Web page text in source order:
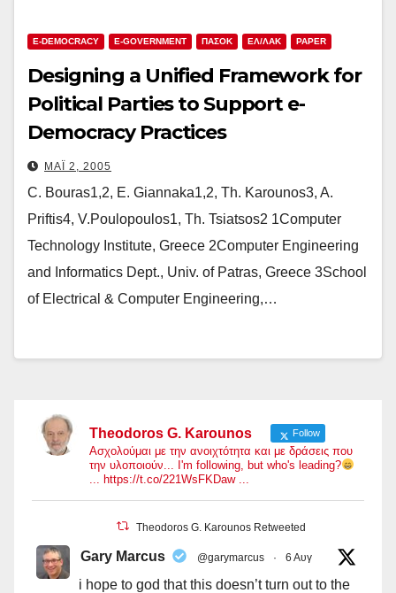
E-DEMOCRACY E-GOVERNMENT ΠΑΣΟΚ ΕΛ/ΛΑΚ PAPER
Designing a Unified Framework for
Political Parties to Support e-
Democracy Practices
ΜΆΙ 2, 2005
C. Bouras1,2, E. Giannaka1,2, Th. Karounos3, A.
Priftis4, V.Poulopoulos1, Th. Tsiatsos2 1Computer
Technology Institute, Greece 2Computer Engineering
and Informatics Dept., Univ. of Patras, Greece 3School
of Electrical & Computer Engineering,…
Theodoros G. Karounos Follow
Ασχολούμαι με την ανοιχτότητα και με δράσεις που
την υλοποιούν... I'm following, but who's leading?
... https://t.co/221WsFKDaw ...
Theodoros G. Karounos Retweeted
Gary Marcus @garymarcus · 6 Αυγ
i hope to god that this doesn’t turn out to the